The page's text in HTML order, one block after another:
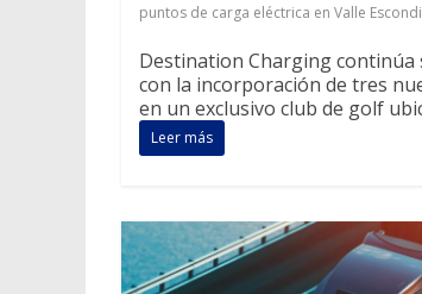
puntos de carga eléctrica en Valle
Destination Charging continúa
con la incorporación de tres
en un exclusivo club de golf
Leer más